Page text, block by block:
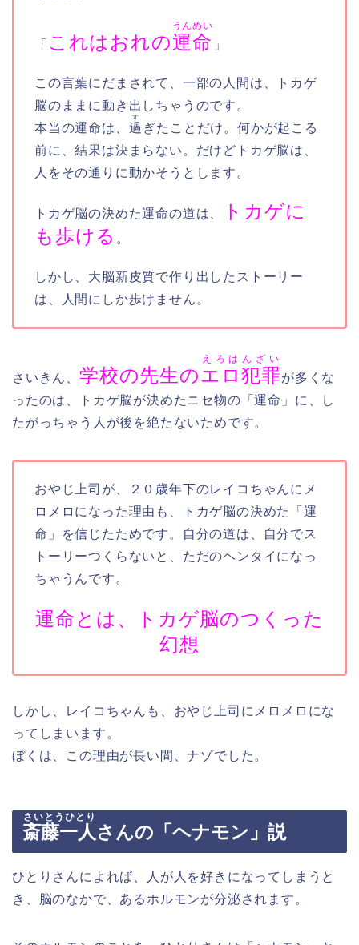
「 これはおれの運命
うんめい
」
この言葉にだまされて、一部の人間は、トカゲ
脳のままに動き出しちゃうのです。
本当の運命は、 過
す
ぎたことだけ。何かが起こる
前に、結果は決まらない。だけどトカゲ脳は、
人をその通りに動かそうとします。
トカゲ脳の決めた運命の道は、
トカゲに
も歩ける 。
しかし、大脳新皮質で作り出したストーリー
は、人間にしか歩けません。
さいきん、 学校の先生のエロ犯罪
えろはんざい
が多くな
ったのは、トカゲ脳が決めたニセ物の「運命」に、し
たがっちゃう人が後を絶たないためです。
おやじ上司が、２０歳年下のレイコちゃんにメ
ロメロになった理由も、トカゲ脳の決めた「運
命」を信じたためです。自分の道は、自分でス
トーリーつくらないと、ただのヘンタイになっ
ちゃうんです。
運命とは、トカゲ脳のつくった
幻想
しかし、レイコちゃんも、おやじ上司にメロメロにな
ってしまいます。
ぼくは、この理由が長い間、ナゾでした。
斎藤一人
さいとうひとり
さんの「ヘナモン」説
ひとりさんによれば、人が人を好きになってしまうと
き、脳のなかで、あるホルモンが分泌されます。